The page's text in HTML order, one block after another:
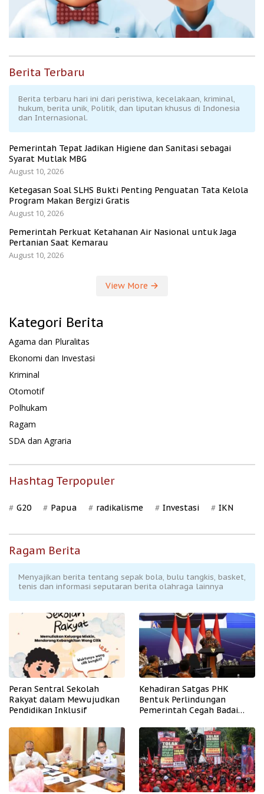
Berita Terbaru
Berita terbaru hari ini dari peristiwa, kecelakaan, kriminal,
hukum, berita unik, Politik, dan liputan khusus di Indonesia
dan Internasional.
Pemerintah Tepat Jadikan Higiene dan Sanitasi sebagai
Syarat Mutlak MBG
August 10, 2026
Ketegasan Soal SLHS Bukti Penting Penguatan Tata Kelola
Program Makan Bergizi Gratis
August 10, 2026
Pemerintah Perkuat Ketahanan Air Nasional untuk Jaga
Pertanian Saat Kemarau
August 10, 2026
View More
Kategori Berita
Agama dan Pluralitas
Ekonomi dan Investasi
Kriminal
Otomotif
Polhukam
Ragam
SDA dan Agraria
Hashtag Terpopuler
G20 Papua radikalisme Investasi IKN
Ragam Berita
Menyajikan berita tentang sepak bola, bulu tangkis, basket,
tenis dan informasi seputaran berita olahraga lainnya
Peran Sentral Sekolah
Rakyat dalam Mewujudkan
Pendidikan Inklusif
Kehadiran Satgas PHK
Bentuk Perlindungan
Pemerintah Cegah Badai